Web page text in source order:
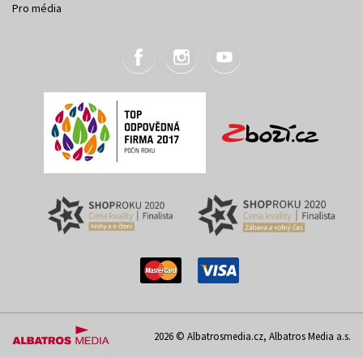
Pro média
2026 © Albatrosmedia.cz, Albatros Media a.s.